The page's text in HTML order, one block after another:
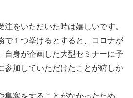
をいただいた時は嬉しいです。
で１つ挙げるとすると、コロナが
自身が企画した大型セミナーに予
参加していただけたことが嬉しか
客をすることがなかったため、